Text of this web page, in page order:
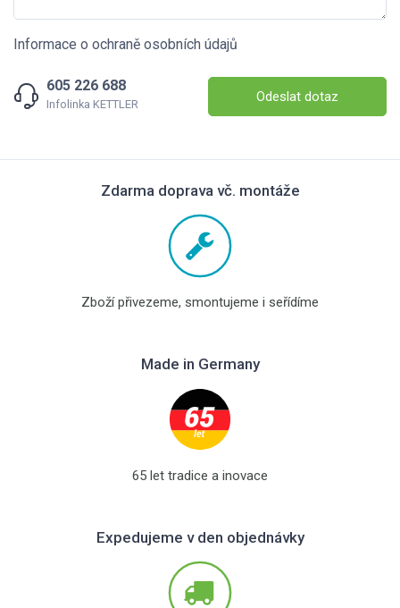
Informace o ochraně osobních údajů
605 226 688
Infolinka KETTLER Odeslat dotaz
Zdarma doprava vč. montáže
Zboží přivezeme, smontujeme i seřídíme
Made in Germany
65 let tradice a inovace
Expedujeme v den objednávky